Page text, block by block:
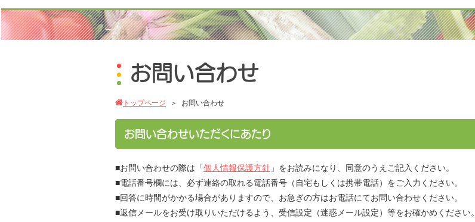
お問い合わせ
トップページ ＞ お問い合わせ
お問い合わせいただくにあたり
■お問い合わせの際は「 個人情報保護方針 」をお読みになり、同意のうえご記入ください。
■電話番号欄には、必ず連絡の取れる電話番号（自宅もしくは携帯電話）をご入力ください。
■回答に時間がかかる場合がありますので、お急ぎの方はお電話にてお問い合わせください。
■返信メールをお受け取りいただけるよう、受信設定（迷惑メール設定）等をお確かめください。